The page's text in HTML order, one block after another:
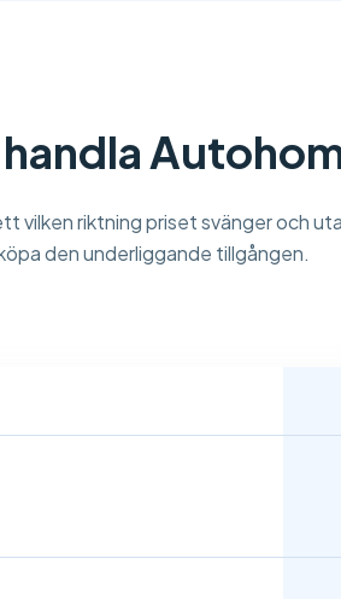
vilken riktning priset svänger och
den underliggande tillgången.